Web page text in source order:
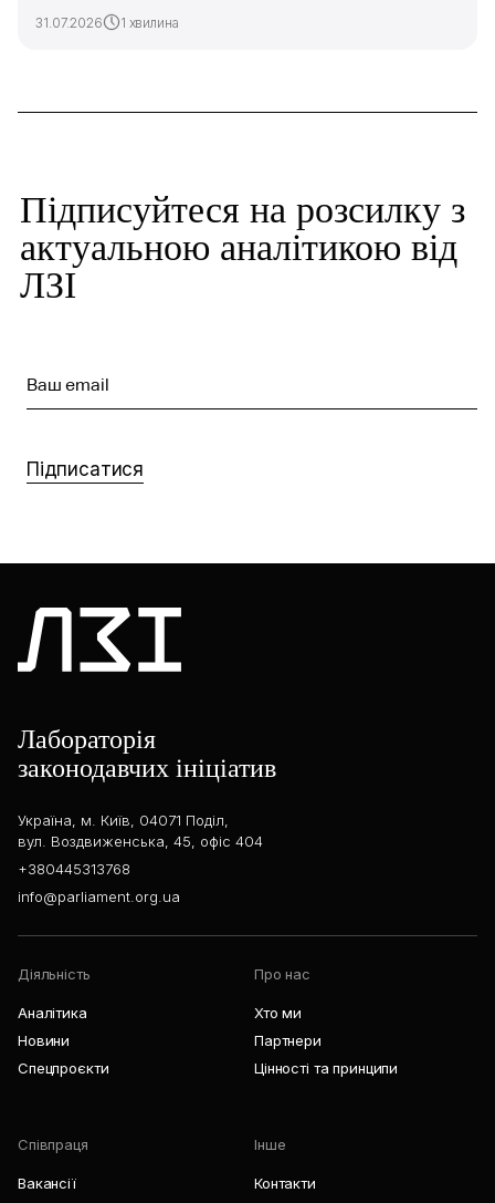
31.07.2026 1 хвилина
Підписуйтеся на розсилку з
актуальною аналітикою від
ЛЗІ
Ваш email
Підписатися
Лабораторія
законодавчих ініціатив
Україна, м. Київ, 04071 Поділ,
вул. Воздвиженська, 45, офіс 404
+380445313768
info@parliament.org.ua
Діяльність
Аналітика
Новини
Спецпроєкти
Про нас
Хто ми
Партнери
Цінності та принципи
Співпраця
Вакансії
Інше
Контакти